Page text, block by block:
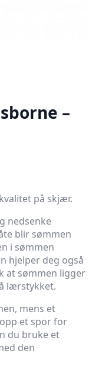
–
på skjær.
nedsenke
blir sømmen
i sømmen
hjelper deg også
at sømmen ligger
lærstykket.
mens et
et spor for
du bruke et
den